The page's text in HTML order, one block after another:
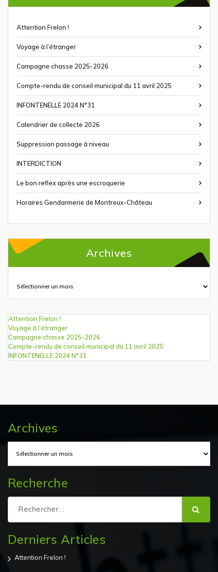
Attention Frelon !
Voyage à l’étranger
Campagne chasse 2025-2026
Compte-rendu de conseil municipal du 11 avril 2025
INFONTENELLE 2024 N°31
Calendrier de collecte 2026
Suppression passage à niveau
INTERDICTION
Le bon reflex après une escroquerie
Horaires Gendarmerie de Montreux-Château
Archives
Attention Frelon !
Voyage à l’étranger
Campagne chasse 2025-2026
Compte-rendu de conseil municipal du 11 avril 2025
INFONTENELLE 2024 N°31
Archives
Recherche
Recherche
pour :
Derniers Articles
Attention Frelon !